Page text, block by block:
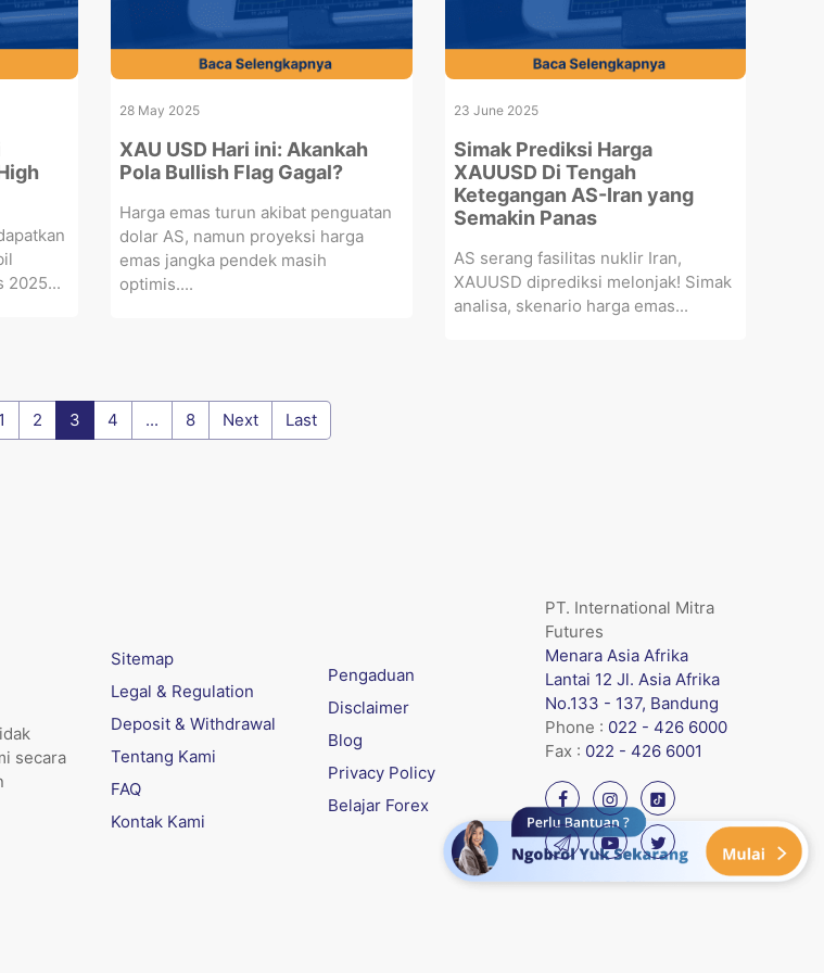
2025...
28 May 2025
XAU USD Hari ini: Akankah
Pola Bullish Flag Gagal?
Harga emas turun akibat penguatan
dolar AS, namun proyeksi harga
emas jangka pendek masih
optimis....
23 June 2025
Simak Prediksi Harga
XAUUSD Di Tengah
Ketegangan AS-Iran yang
Semakin Panas
AS serang fasilitas nuklir Iran,
XAUUSD diprediksi melonjak! Simak
analisa, skenario harga emas...
1 2 3 4 ... 8 Next Last
secara
Sitemap
Legal & Regulation
Deposit & Withdrawal
Tentang Kami
FAQ
Kontak Kami
Pengaduan
Disclaimer
Blog
Privacy Policy
Belajar Forex
PT. International Mitra
Futures
Menara Asia Afrika
Lantai 12 Jl. Asia Afrika
No.133 - 137, Bandung
Phone : 022 - 426 6000
Fax : 022 - 426 6001